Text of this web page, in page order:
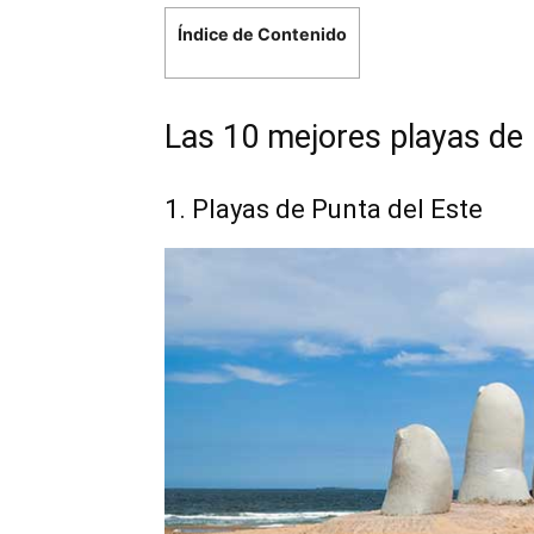
Índice de Contenido
Las 10 mejores playas de
1. Playas de Punta del Este